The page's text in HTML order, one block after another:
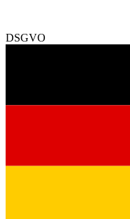
DSGVO